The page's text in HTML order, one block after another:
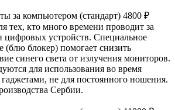
за компьютером (стандарт) 4800 ₽
тех, кто много времени проводит за
цифровых устройств. Специальное
(блю блокер) помогает снизить
синего света от излучения мониторов.
для использования во время
не для постоянного ношения.
Сербии.